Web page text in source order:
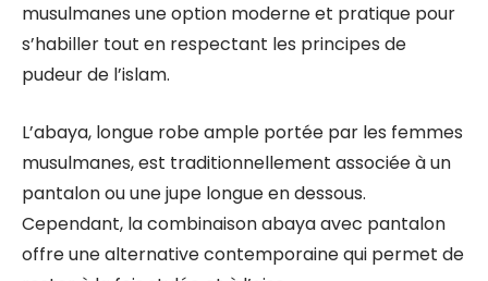
musulmanes une option moderne et pratique pour
s’habiller tout en respectant les principes de
pudeur de l’islam.
L’abaya, longue robe ample portée par les femmes
musulmanes, est traditionnellement associée à un
pantalon ou une jupe longue en dessous.
Cependant, la combinaison abaya avec pantalon
offre une alternative contemporaine qui permet de